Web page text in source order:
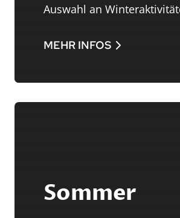
Auswahl an
MEHR INFOS
Sommer